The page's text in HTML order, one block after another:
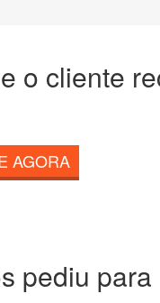
o cliente
AGORA
pediu para